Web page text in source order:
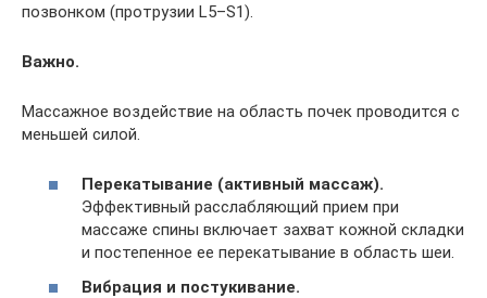
позвонком (протрузии L5–S1).
Важно.
Массажное воздействие на область почек проводится с
меньшей силой.
Перекатывание (активный массаж).
Эффективный расслабляющий прием при
массаже спины включает захват кожной складки
и постепенное ее перекатывание в область шеи.
Вибрация и постукивание.